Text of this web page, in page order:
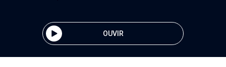
OUVIR